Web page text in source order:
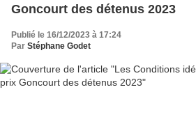
Goncourt des détenus 2023
Publié le 16/12/2023 à 17:24
Par Stéphane Godet